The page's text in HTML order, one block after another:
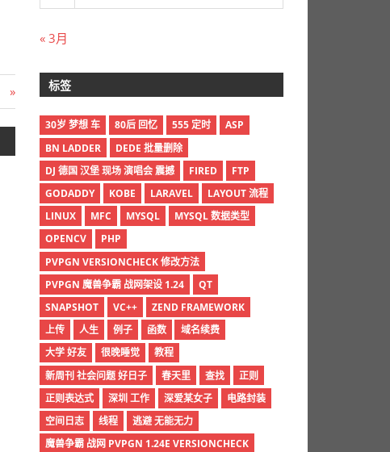
« 3月
标签
30岁 梦想 车 80后 回忆 555 定时
ASP
BN LADDER
DEDE 批量删除
DJ 德国 汉堡 现场 演唱会 震撼
FIRED
FTP
GODADDY
KOBE LARAVEL
LAYOUT 流程
LINUX
MFC MYSQL
MYSQL 数据类型
OPENCV
PHP
PVPGN VERSIONCHECK 修改方法
PVPGN 魔兽争霸 战网架设 1.24
QT
SNAPSHOT
VC++
ZEND FRAMEWORK
上传
人生 例子 函数
域名续费
大学 好友
很晚睡觉
教程
新周刊 社会问题 好日子
春天里 查找
正则
正则表达式
深圳 工作 深爱某女子
电路封装
空间日志
线程
逃避 无能无力
魔兽争霸 战网 PVPGN 1.24E VERSIONCHECK